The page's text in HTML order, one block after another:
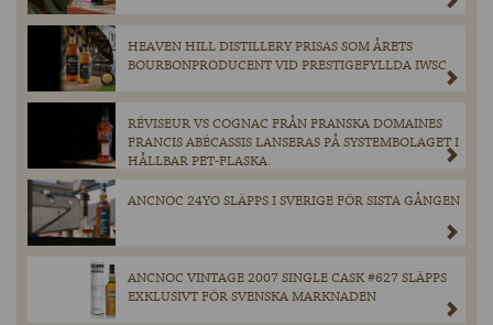
HEAVEN HILL DISTILLERY PRISAS SOM ÅRETS
BOURBONPRODUCENT VID PRESTIGEFYLLDA IWSC
RÉVISEUR VS COGNAC FRÅN FRANSKA DOMAINES
FRANCIS ABÉCASSIS LANSERAS PÅ SYSTEMBOLAGET I
HÅLLBAR PET-FLASKA.
ANCNOC 24YO SLÄPPS I SVERIGE FÖR SISTA GÅNGEN
ANCNOC VINTAGE 2007 SINGLE CASK #627 SLÄPPS
EXKLUSIVT FÖR SVENSKA MARKNADEN